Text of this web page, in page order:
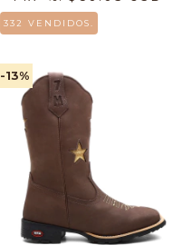
332 VENDIDOS.
-13%